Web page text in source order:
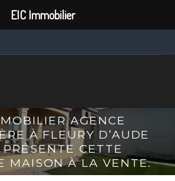
AGENCE
À FLEURY D’AUDE
CETTE
MAISON À LA VENTE.
EIC Immobilier